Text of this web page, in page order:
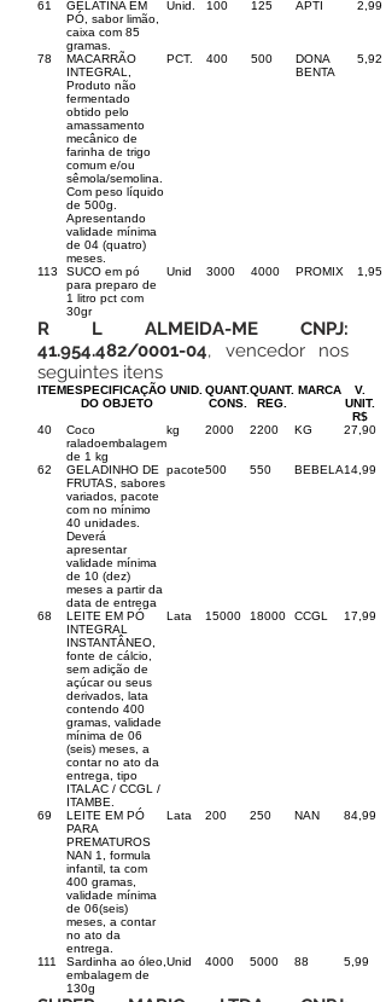
61
GELATINA EM
PÓ, sabor limão,
caixa com 85
gramas.
Unid. 100 125 APTI 2,99
78
MACARRÃO
INTEGRAL,
Produto não
fermentado
obtido pelo
amassamento
mecânico de
farinha de trigo
comum e/ou
sêmola/semolina.
Com peso líquido
de 500g.
Apresentando
validade mínima
de 04 (quatro)
meses.
PCT. 400 500
DONA
BENTA
5,92
113
SUCO em pó
para preparo de
1 litro pct com
30gr
Unid 3000 4000 PROMIX 1,95
R L ALMEIDA-ME CNPJ:
41.954.482/0001-04, vencedor nos
seguintes itens
ITEMESPECIFICAÇÃO
DO OBJETO
UNID. QUANT.
CONS.
QUANT.
REG.
MARCA
V.
UNIT.
R$
40
Coco
raladoembalagem
de 1 kg
kg 2000 2200 KG 27,90
62
GELADINHO DE
FRUTAS, sabores
variados, pacote
com no mínimo
40 unidades.
Deverá
apresentar
validade mínima
de 10 (dez)
meses a partir da
data de entrega
pacote500 550 BEBELA14,99
68
LEITE EM PÓ
INTEGRAL
INSTANTÂNEO,
fonte de cálcio,
sem adição de
açúcar ou seus
derivados, lata
contendo 400
gramas, validade
mínima de 06
(seis) meses, a
contar no ato da
entrega, tipo
ITALAC / CCGL /
ITAMBE.
Lata 15000 18000 CCGL 17,99
69
LEITE EM PÓ
PARA
PREMATUROS
NAN 1, formula
infantil, ta com
400 gramas,
validade mínima
de 06(seis)
meses, a contar
no ato da
entrega.
Lata 200 250 NAN 84,99
111
Sardinha ao óleo,
embalagem de
130g
Unid 4000 5000 88 5,99